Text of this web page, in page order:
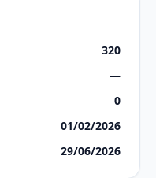
320
—
0
01/02/2026
29/06/2026